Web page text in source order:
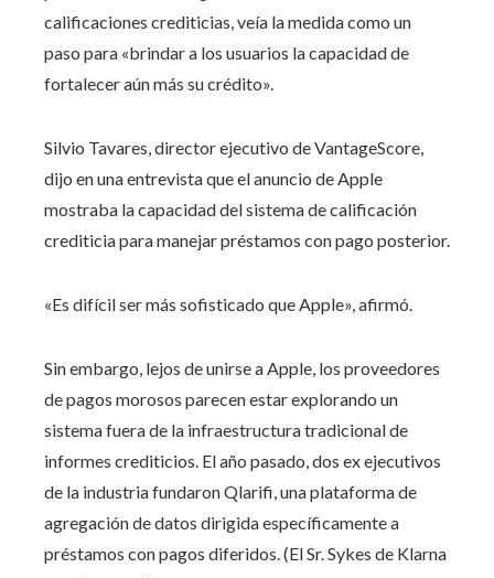
calificaciones crediticias, veía la medida como un
paso para «brindar a los usuarios la capacidad de
fortalecer aún más su crédito».
Silvio Tavares, director ejecutivo de VantageScore,
dijo en una entrevista que el anuncio de Apple
mostraba la capacidad del sistema de calificación
crediticia para manejar préstamos con pago posterior.
«Es difícil ser más sofisticado que Apple», afirmó.
Sin embargo, lejos de unirse a Apple, los proveedores
de pagos morosos parecen estar explorando un
sistema fuera de la infraestructura tradicional de
informes crediticios. El año pasado, dos ex ejecutivos
de la industria fundaron Qlarifi, una plataforma de
agregación de datos dirigida específicamente a
préstamos con pagos diferidos. (El Sr. Sykes de Klarna